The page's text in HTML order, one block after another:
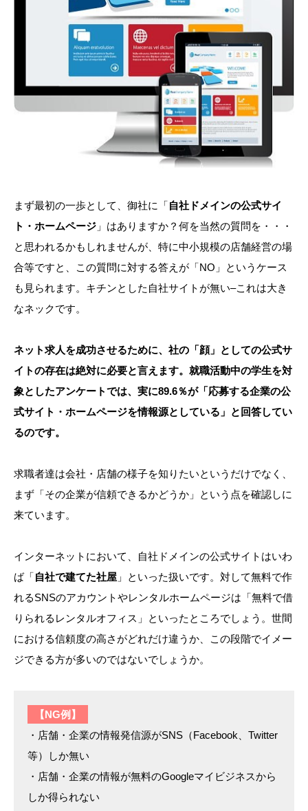
まず最初の一歩として、御社に「自社ドメインの公式サイ
ト・ホームページ 」はありますか？何を当然の質問を・・・
と思われるかもしれませんが、特に中小規模の店舗経営の場
合等ですと、この質問に対する答えが「NO」というケース
も見られます。キチンとした自社サイトが無い–これは大き
なネックです。
ネット求人を成功させるために、社の「顔」としての公式サ
イトの存在は絶対に必要と言えます。就職活動中の学生を対
象としたアンケートでは、実に89.6％が「応募する企業の公
式サイト・ホームページを情報源としている」と回答してい
るのです。
求職者達は会社・店舗の様子を知りたいというだけでなく、
まず「その企業が信頼できるかどうか」という点を確認しに
来ています。
インターネットにおいて、自社ドメインの公式サイトはいわ
ば「自社で建てた社屋 」といった扱いです。対して無料で作
れるSNSのアカウントやレンタルホームページは「無料で借
りられるレンタルオフィス」といったところでしょう。世間
における信頼度の高さがどれだけ違うか、この段階でイメー
ジできる方が多いのではないでしょうか。
【NG例】
・店舗・企業の情報発信源がSNS（Facebook、Twitter
等）しか無い
・店舗・企業の情報が無料のGoogleマイビジネスから
しか得られない